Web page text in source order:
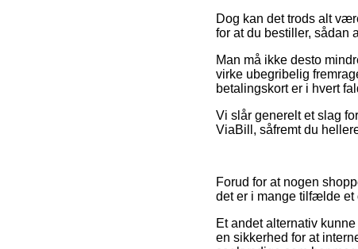
Dog kan det trods alt
for at du bestiller, sådan
Man må ikke desto
virke ubegribelig
betalingskort er i hvert
Vi slår generelt et slag
ViaBill, såfremt du
Forud for at nogen
det er i mange tilfælde et
Et andet alternativ
en sikkerhed for at